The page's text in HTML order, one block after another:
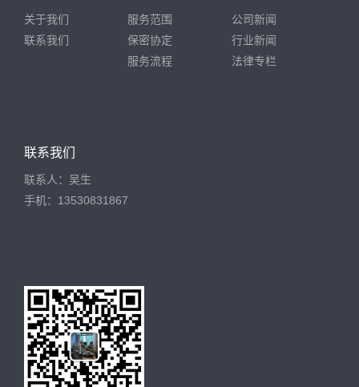
关于我们
联系我们
服务范围
保密协定
服务流程
公司新闻
行业新闻
法律专栏
联系我们
联系人：吴生
手机：13530831867